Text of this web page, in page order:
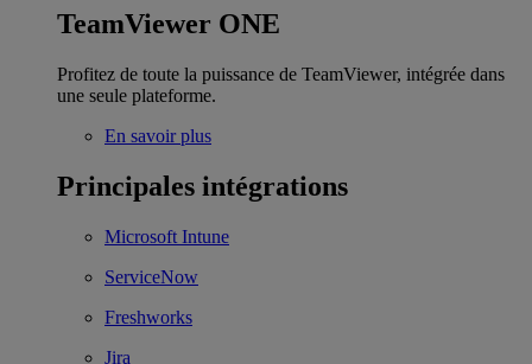
TeamViewer ONE
Profitez de toute la puissance de TeamViewer, intégrée dans
une seule plateforme.
En savoir plus
Principales intégrations
Microsoft Intune
ServiceNow
Freshworks
Jira